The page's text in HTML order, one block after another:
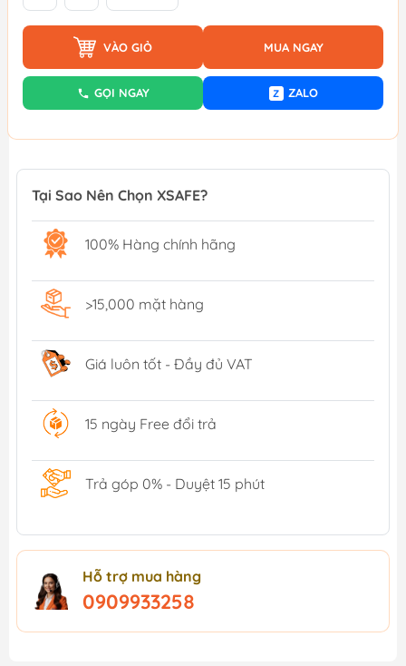
VÀO GIỎ MUA NGAY
GỌI NGAY Z ZALO
Tại Sao Nên Chọn XSAFE?
100% Hàng chính hãng
>15,000 mặt hàng
Giá luôn tốt - Đầy đủ VAT
15 ngày Free đổi trả
Trả góp 0% - Duyệt 15 phút
Hỗ trợ mua hàng
0909933258